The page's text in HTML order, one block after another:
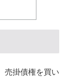
売掛債権を買い